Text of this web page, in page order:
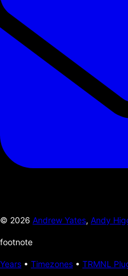
© 2026 Andrew Yates, Andy
footnote
Years • Timezones • TRMNL